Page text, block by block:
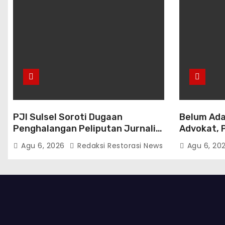
PJI Sulsel Soroti Dugaan
Penghalangan Peliputan Jurnalis,
Dorong Evaluasi dan Penguatan
Kemitraan Polri-Pers
Agu 6, 2026 Redaksi Restorasi News
Belum
Advokat,
Diminta
Agu 6,